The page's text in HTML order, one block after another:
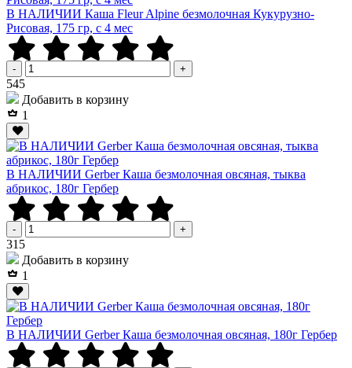
В НАЛИЧИИ Каша Fleur Alpine безмолочная Кукурузно-
Рисовая, 175 гр, с 4 мес
- +
545Р
Добавить в корзину
1
В НАЛИЧИИ Gerber Каша безмолочная овсяная, тыква
абрикос, 180г Гербер
- +
315Р
Добавить в корзину
1
В НАЛИЧИИ Gerber Каша безмолочная овсяная, 180г Гербер